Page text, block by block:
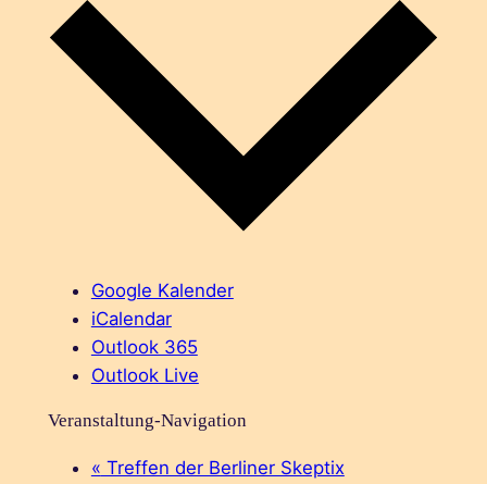
Google Kalender
iCalendar
Outlook 365
Outlook Live
Veranstaltung-Navigation
« Treffen der Berliner Skeptix